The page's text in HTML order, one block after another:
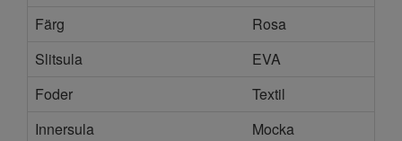
Färg
Rosa
Slitsula
EVA
Foder
Textil
Innersula
Mocka